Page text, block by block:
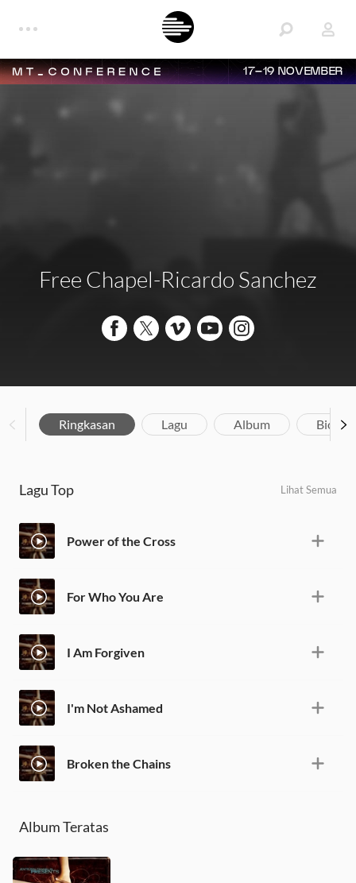
17–19 NOVEMBER
Free Chapel-Ricardo Sanchez
Ringkasan Lagu Album
Lagu Top Lihat Semua
Power of the Cross
For Who You Are
I Am Forgiven
I'm Not Ashamed
Broken the Chains
Album Teratas